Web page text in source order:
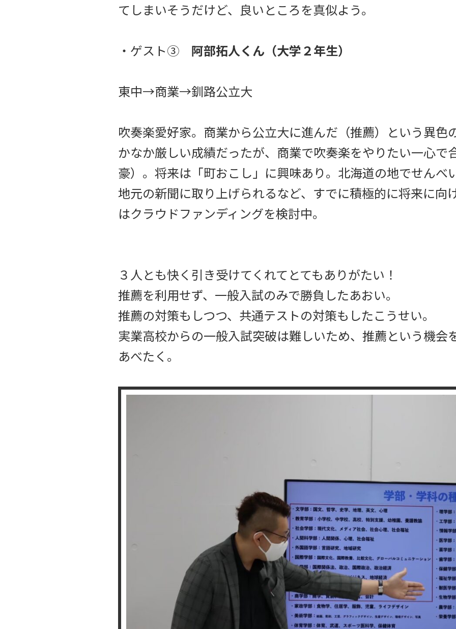
てしまいそうだけど、良いところを真似よう。
・ゲスト③ 阿部拓人くん（大学２年生）
東中→商業→釧路公立大
吹奏楽愛好家。商業から公立大に進んだ（推薦）という異色
かなか厳しい成績だったが、商業で吹奏楽をやりたい一心で
豪）。将来は「町おこし」に興味あり。北海道の地でせんべ
地元の新聞に取り上げられるなど、すでに積極的に将来に向
はクラウドファンディングを検討中。
３人とも快く引き受けてくれてとてもありがたい！
推薦を利用せず、一般入試のみで勝負したあおい。
推薦の対策もしつつ、共通テストの対策もしたこうせい。
実業高校からの一般入試突破は難しいため、推薦という機会
あべたく。